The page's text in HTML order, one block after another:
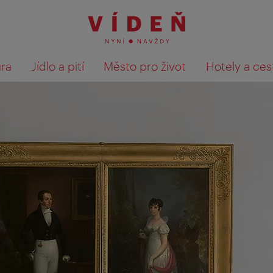
Jídlo a pití Město pro život Hotely a